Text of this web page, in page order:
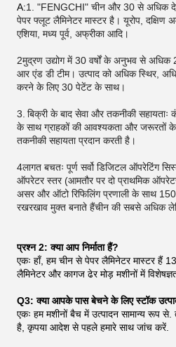
A:1. "FENGCHI" चीन और 30 से अधिक
पेपर फ्लूट लैमिनेटर मास्टर है। यूरोप, दक्षिण
एशिया, मध्य पूर्व, अफ्रीका आदि।
2मुद्रण उद्योग में 30 वर्षों के अनुभव से अधिक
आर एंड डी टीम। उत्पाद को अधिक स्थिर,
करने के लिए 30 पेटेंट के साथ।
3. बिक्री के बाद सेवा और तकनीकी सहायताः
के साथ ग्राहकों की आवश्यकता और जरूरतों के
तकनीकी सहायता प्रदान करती है।
4लागत बचतः पूर्ण सर्वो डिजिटल ऑपरेटिंग
ऑपरेटर स्तर (आमतौर पर दो प्राथमिक
असर और ऑटो रिफिलिंग प्रणाली के साथ
रखरखाव मुक्त बनाते हैंचीन की सबसे अधिक
प्रश्न 2: क्या आप निर्माता हैं?
एकः हाँ, हम चीन से पेपर लैमिनेटर मास्टर हैं
लैमिनेटर और कागज ढेर मोड़ मशीनों में
Q3: क्या आपके पास बेचने के लिए स्टॉक
एकः हम मशीनों बैच में उत्पादन सामान्य रूप
है, कृपया आदेश से पहले हमारे साथ जांच करें.